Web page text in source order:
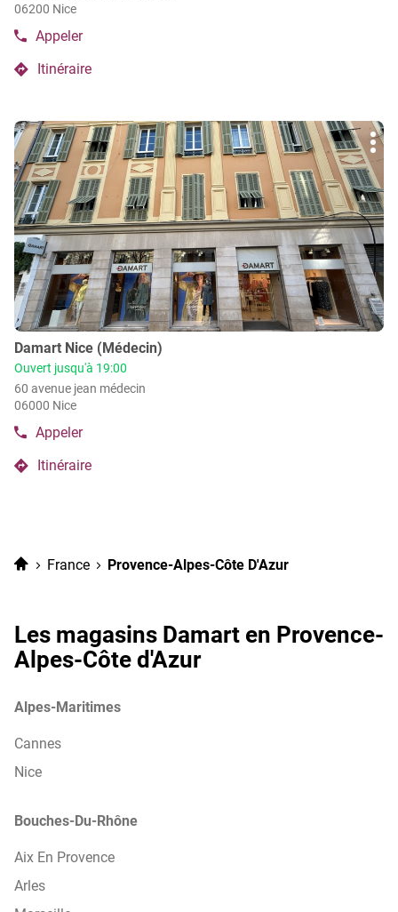
06200 Nice
Appeler
Afficher
le
numéro
du
point
de
vente
Damart
Nice
Lingostière
Itinéraire
jusqu'au
vente
Damart
Nice
Lingostière
Appuyer
sur
la
touche
ENTRÉE
pour
obtenir
de
plus
amples
informations
Point
de
vente
:
Damart Nice (Médecin)
Ouvert jusqu'à 19:00
60 avenue jean médecin
06000 Nice
Appeler
Afficher
le
numéro
vente
Itinéraire
jusqu'au
Nice
AccueilFrance Provence-Alpes-Côte D'Azur
Les magasins Damart en Provence-
Alpes-Côte d'Azur
Alpes-Maritimes
Cannes
Nice
Bouches-Du-Rhône
Aix En Provence
Arles